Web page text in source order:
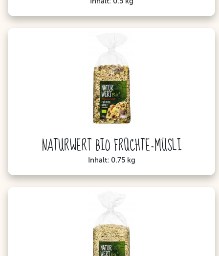
NATURWERT BIO FRÜCHTE-MÜSLI
Inhalt: 0.75 kg